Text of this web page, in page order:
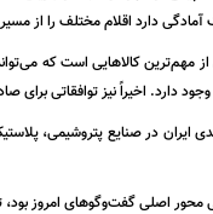
دارد اقلام مختلف را از مسیر
کالاهایی است که
دارد. اخیراً نیز توافقاتی
ایران در صنایع
محور اصلی گفت‌وگوهای